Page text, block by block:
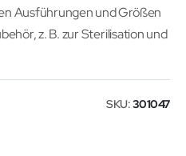
Ausführungen und Größen
z. B. zur Sterilisation und
SKU 301047